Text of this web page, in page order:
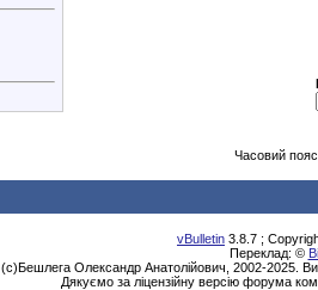
Часовий
vBulletin 3.8.7 ;
Переклад: ©
(с)Бешлега Олександр Анатолійович, 2002-2025.
Дякуємо за ліцензійну версію форума